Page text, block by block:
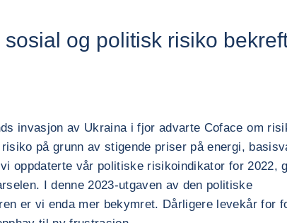
og politisk risiko
invasjon av Ukraina i fjor advarte Coface om
på grunn av stigende priser på energi,
oppdaterte vår politiske risikoindikator for 2022,
I denne 2023-utgaven av den politiske
er vi enda mer bekymret. Dårligere levekår for